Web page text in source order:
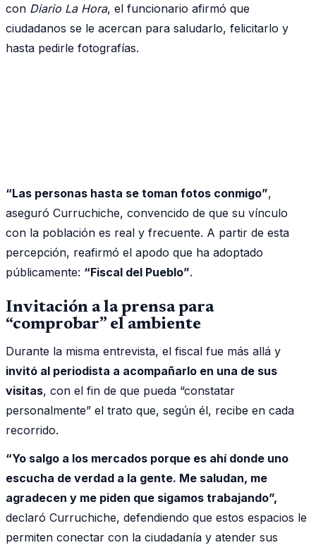
con Diario La Hora, el funcionario afirmó que
ciudadanos se le acercan para saludarlo, felicitarlo y
hasta pedirle fotografías.
“Las personas hasta se toman fotos conmigo”,
aseguró Curruchiche, convencido de que su vínculo
con la población es real y frecuente. A partir de esta
percepción, reafirmó el apodo que ha adoptado
públicamente: “Fiscal del Pueblo”.
Invitación a la prensa para
“comprobar” el ambiente
Durante la misma entrevista, el fiscal fue más allá y
invitó al periodista a acompañarlo en una de sus
visitas, con el fin de que pueda “constatar
personalmente” el trato que, según él, recibe en cada
recorrido.
“Yo salgo a los mercados porque es ahí donde uno
escucha de verdad a la gente. Me saludan, me
agradecen y me piden que sigamos trabajando”,
declaró Curruchiche, defendiendo que estos espacios le
permiten conectar con la ciudadanía y atender sus